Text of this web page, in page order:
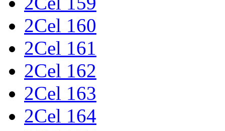
2Cel 160
2Cel 161
2Cel 162
2Cel 163
2Cel 164